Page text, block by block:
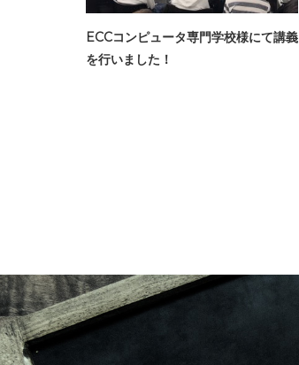
ECCコンピュータ専門学校様にて講義
を行いました！